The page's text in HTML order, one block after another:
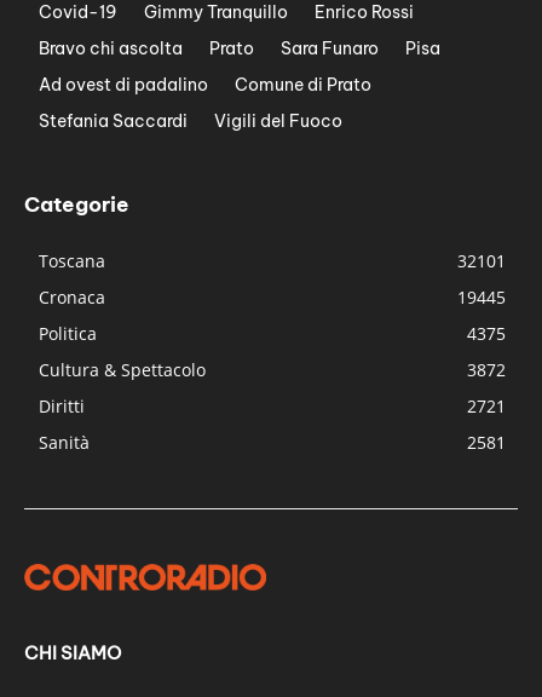
Covid-19
Gimmy Tranquillo
Enrico Rossi
Bravo chi ascolta
Prato Sara Funaro
Pisa
Ad ovest di padalino
Comune di Prato
Stefania Saccardi
Vigili del Fuoco
Categorie
Toscana
32101
Cronaca
19445
Politica
4375
Cultura & Spettacolo
3872
Diritti
2721
Sanità
2581
CHI SIAMO